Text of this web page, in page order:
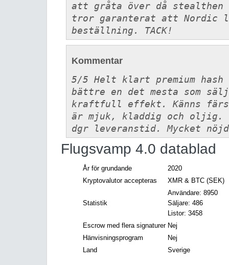
att gråta över då stealthen
tror garanterat att Nordic
beställning. TACK!
Kommentar
5/5 Helt klart premium
bättre en det mesta som
kraftfull effekt. Känns
är mjuk, kladdig och oljig.
dgr leveranstid. Mycket
Flugsvamp 4.0 datablad
År för grundande
2020
Kryptovalutor accepteras
XMR & BTC (SEK)
Statistik
Användare: 8950
Säljare: 486
Listor: 3458
Escrow med flera signaturer Nej
Hänvisningsprogram
Nej
Land
Sverige